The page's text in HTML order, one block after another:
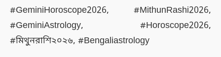
#GeminiHoroscope2026, #MithunRashi2026,
#GeminiAstrology, #Horoscope2026,
#মিথুনরাশি২০২৬, #Bengaliastrology